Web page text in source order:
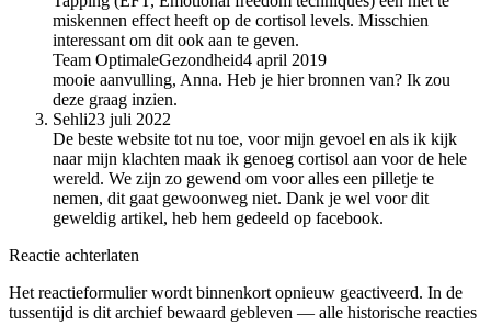
miskennen effect heeft op de cortisol levels. Misschien
interessant om dit ook aan te geven.
Team OptimaleGezondheid4 april 2019
mooie aanvulling, Anna. Heb je hier bronnen van? Ik zou
deze graag inzien.
Sehli23 juli 2022
De beste website tot nu toe, voor mijn gevoel en als ik kijk
naar mijn klachten maak ik genoeg cortisol aan voor de hele
wereld. We zijn zo gewend om voor alles een pilletje te
nemen, dit gaat gewoonweg niet. Dank je wel voor dit
geweldig artikel, heb hem gedeeld op facebook.
Reactie achterlaten
Het reactieformulier wordt binnenkort opnieuw geactiveerd. In de
tussentijd is dit archief bewaard gebleven — alle historische reacties